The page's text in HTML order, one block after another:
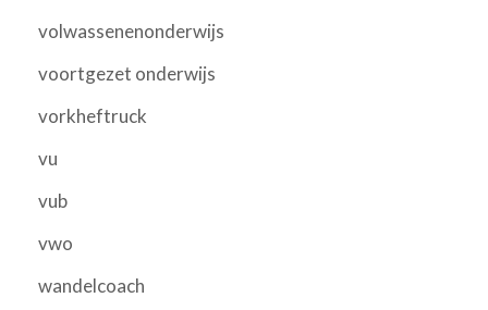
volwassenenonderwijs
voortgezet onderwijs
vorkheftruck
vu
vub
vwo
wandelcoach